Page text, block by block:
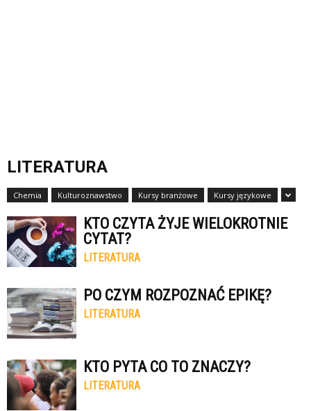
LITERATURA
Chemia Kulturoznawstwo Kursy branżowe Kursy językowe
KTO CZYTA ŻYJE WIELOKROTNIE
CYTAT?
LITERATURA
PO CZYM ROZPOZNAĆ EPIKĘ?
LITERATURA
KTO PYTA CO TO ZNACZY?
LITERATURA